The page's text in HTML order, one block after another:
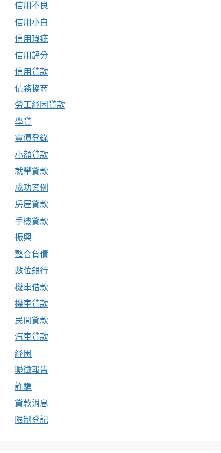
信用不良
信用小白
信用瑕疵
信用評分
信用貸款
債務協商
勞工紓困貸款
學貸
實價登錄
小額貸款
就學貸款
成功案例
房屋貸款
手機貸款
振興
整合負債
數位銀行
機車借款
機車貸款
民間貸款
汽車貸款
紓困
聯徵報告
詐騙
貸款消息
限制登記